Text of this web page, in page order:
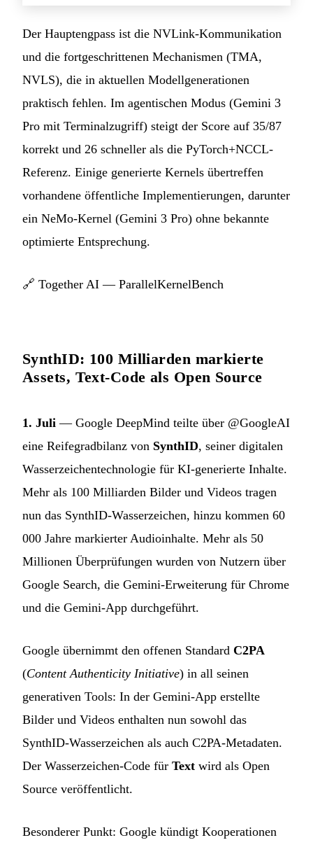
Der Hauptengpass ist die NVLink-Kommunikation
und die fortgeschrittenen Mechanismen (TMA,
NVLS), die in aktuellen Modellgenerationen
praktisch fehlen. Im agentischen Modus (Gemini 3
Pro mit Terminalzugriff) steigt der Score auf 35/87
korrekt und 26 schneller als die PyTorch+NCCL-
Referenz. Einige generierte Kernels übertreffen
vorhandene öffentliche Implementierungen, darunter
ein NeMo-Kernel (Gemini 3 Pro) ohne bekannte
optimierte Entsprechung.
🔗 Together AI — ParallelKernelBench
SynthID: 100 Milliarden markierte
Assets, Text-Code als Open Source
1. Juli — Google DeepMind teilte über @GoogleAI
eine Reifegradbilanz von SynthID, seiner digitalen
Wasserzeichentechnologie für KI-generierte Inhalte.
Mehr als 100 Milliarden Bilder und Videos tragen
nun das SynthID-Wasserzeichen, hinzu kommen 60
000 Jahre markierter Audioinhalte. Mehr als 50
Millionen Überprüfungen wurden von Nutzern über
Google Search, die Gemini-Erweiterung für Chrome
und die Gemini-App durchgeführt.
Google übernimmt den offenen Standard C2PA
(Content Authenticity Initiative) in all seinen
generativen Tools: In der Gemini-App erstellte
Bilder und Videos enthalten nun sowohl das
SynthID-Wasserzeichen als auch C2PA-Metadaten.
Der Wasserzeichen-Code für Text wird als Open
Source veröffentlicht.
Besonderer Punkt: Google kündigt Kooperationen